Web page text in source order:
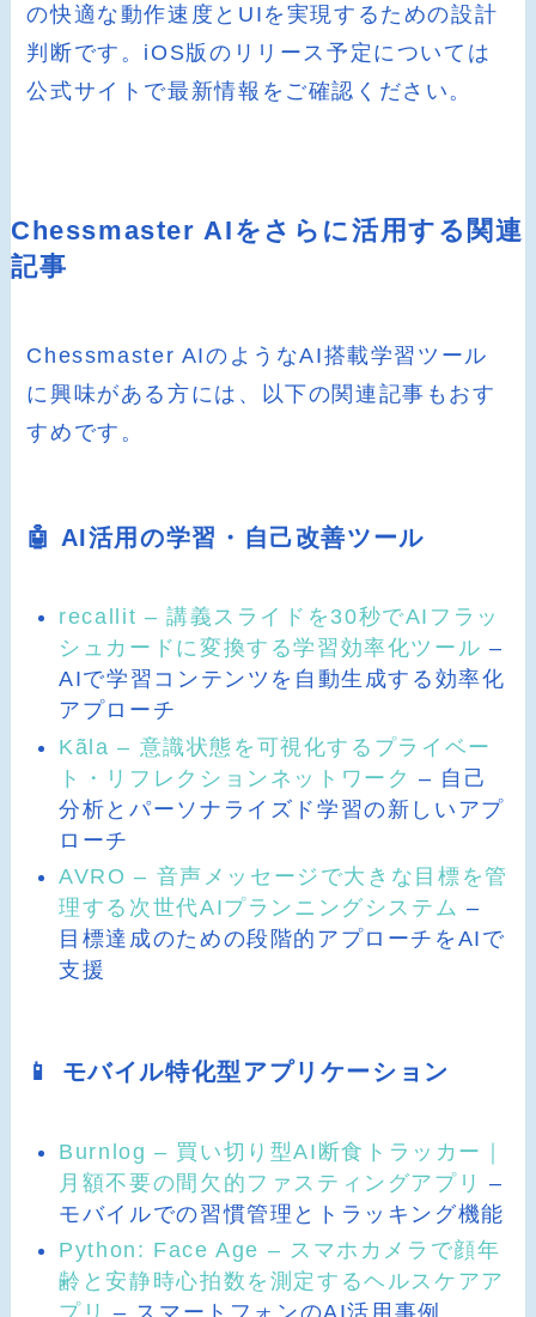
の快適な動作速度とUIを実現するための設計
判断です。iOS版のリリース予定については
公式サイトで最新情報をご確認ください。
Chessmaster AIをさらに活用する関連
記事
Chessmaster AIのようなAI搭載学習ツール
に興味がある方には、以下の関連記事もおす
すめです。
🤖 AI活用の学習・自己改善ツール
recallit – 講義スライドを30秒でAIフラッ
シュカードに変換する学習効率化ツール –
AIで学習コンテンツを自動生成する効率化
アプローチ
Kãla – 意識状態を可視化するプライベー
ト・リフレクションネットワーク – 自己
分析とパーソナライズド学習の新しいアプ
ローチ
AVRO – 音声メッセージで大きな目標を管
理する次世代AIプランニングシステム –
目標達成のための段階的アプローチをAIで
支援
📱 モバイル特化型アプリケーション
Burnlog – 買い切り型AI断食トラッカー｜
月額不要の間欠的ファスティングアプリ –
モバイルでの習慣管理とトラッキング機能
Python: Face Age – スマホカメラで顔年
齢と安静時心拍数を測定するヘルスケアア